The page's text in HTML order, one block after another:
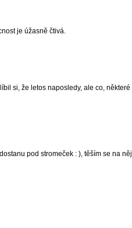
je úžasně čtivá.
si, že letos naposledy, ale co,
pod stromeček : ), těším se na